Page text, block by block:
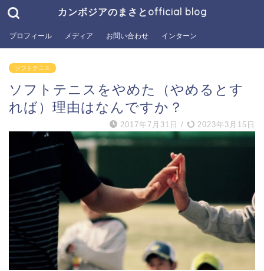
カンボジアのまさとofficial blog
プロフィール メディア お問い合わせ インターン
ソフトテニス
ソフトテニスをやめた（やめるとす
れば）理由はなんですか？
2017年7月31日 / 2023年3月15日